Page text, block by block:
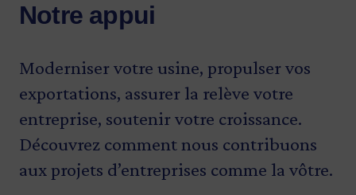
Notre appui
Moderniser votre usine, propulser vos
exportations, assurer la relève votre
entreprise, soutenir votre croissance.
Découvrez comment nous contribuons
aux projets d’entreprises comme la vôtre.